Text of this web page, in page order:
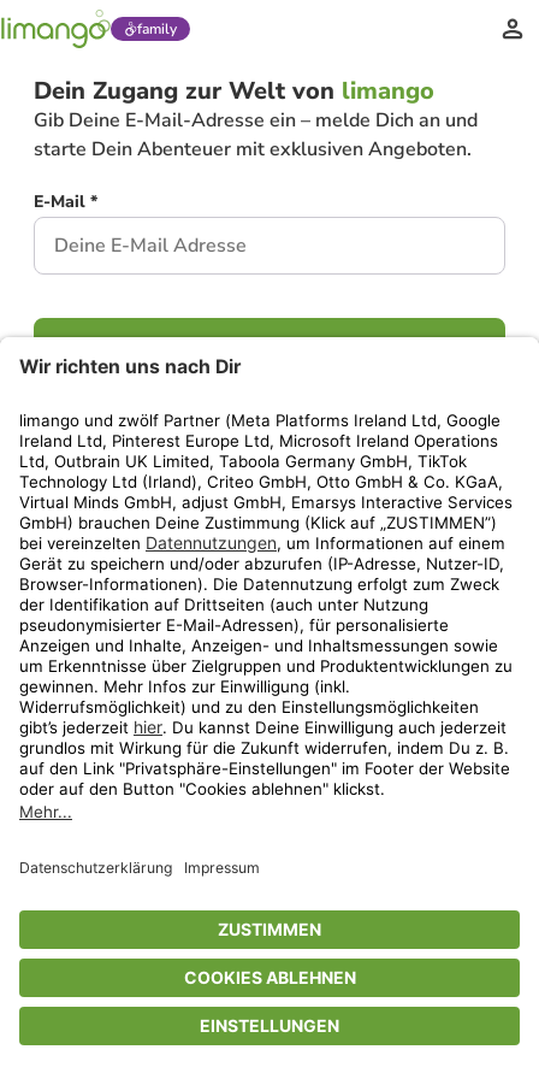
family
Dein Zugang zur Welt von limango
Gib Deine E-Mail-Adresse ein – melde Dich an und
starte Dein Abenteuer mit exklusiven Angeboten.
E-Mail *
Weiter
Privatsphäre-EinstellungenAGBDatenschutzCompliance
GeschenkgutscheinbedingungenImpressumHelp Center